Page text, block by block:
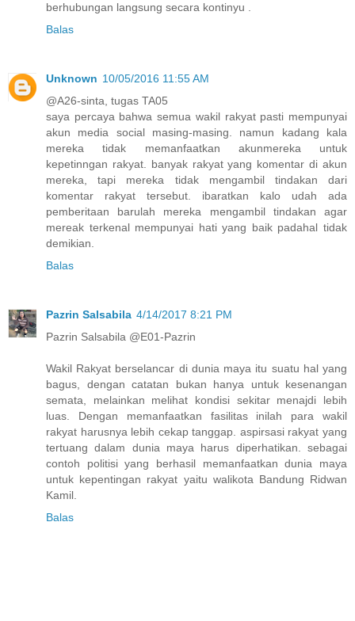
berhubungan langsung secara kontinyu .
Balas
Unknown 10/05/2016 11:55 AM
@A26-sinta, tugas TA05
saya percaya bahwa semua wakil rakyat pasti mempunyai
akun media social masing-masing. namun kadang kala
mereka tidak memanfaatkan akunmereka untuk
kepetinngan rakyat. banyak rakyat yang komentar di akun
mereka, tapi mereka tidak mengambil tindakan dari
komentar rakyat tersebut. ibaratkan kalo udah ada
pemberitaan barulah mereka mengambil tindakan agar
mereak terkenal mempunyai hati yang baik padahal tidak
demikian.
Balas
Pazrin Salsabila 4/14/2017 8:21 PM
Pazrin Salsabila @E01-Pazrin
Wakil Rakyat berselancar di dunia maya itu suatu hal yang
bagus, dengan catatan bukan hanya untuk kesenangan
semata, melainkan melihat kondisi sekitar menajdi lebih
luas. Dengan memanfaatkan fasilitas inilah para wakil
rakyat harusnya lebih cekap tanggap. aspirsasi rakyat yang
tertuang dalam dunia maya harus diperhatikan. sebagai
contoh politisi yang berhasil memanfaatkan dunia maya
untuk kepentingan rakyat yaitu walikota Bandung Ridwan
Kamil.
Balas